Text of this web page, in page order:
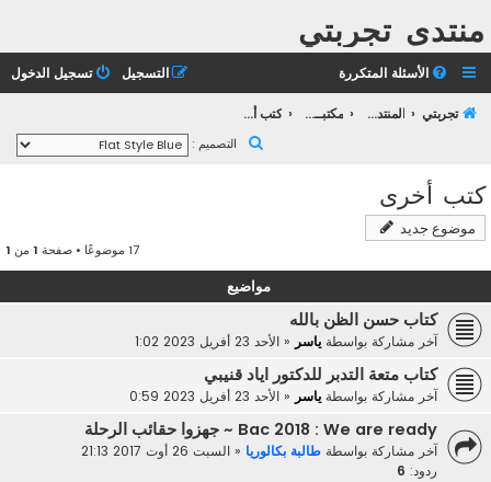
منتدى تجربتي
الأسئلة المتكررة تسجيل الدخول التسجيل
تجربتي المنتدى العام مكتبــة تجربتـــي كتب أخرى
التصميم :
كتب أخرى
موضوع جديد
17 موضوعًا • صفحة 1 من 1
مواضيع
كتاب حسن الظن بالله
آخر مشاركة بواسطة ياسر « الأحد 23 أفريل 2023 1:02
كتاب متعة التدبر للدكتور اياد قنيبي
آخر مشاركة بواسطة ياسر « الأحد 23 أفريل 2023 0:59
Bac 2018 : We are ready ~ جهزوا حقائب الرحلة
آخر مشاركة بواسطة طالبة بكالوريا « السبت 26 أوت 2017 21:13
ردود: 6